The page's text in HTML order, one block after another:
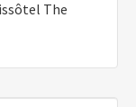
The